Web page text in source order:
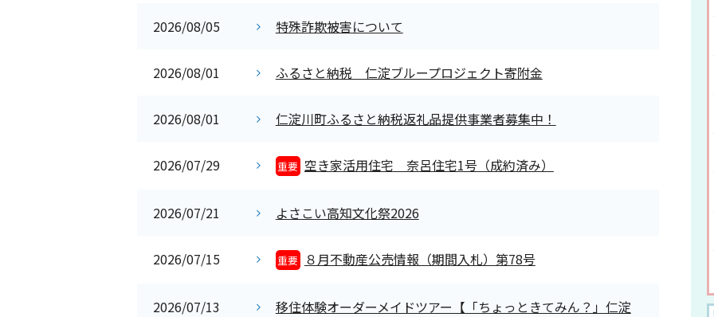
2026/08/05 特殊詐欺被害について
2026/08/01 ふるさと納税 仁淀ブループロジェクト寄附金
2026/08/01 仁淀川町ふるさと納税返礼品提供事業者募集中！
2026/07/29 重要 空き家活用住宅 奈呂住宅1号（成約済み）
2026/07/21 よさこい高知文化祭2026
2026/07/15 重要 ８月不動産公売情報（期間入札）第78号
2026/07/13
移住体験オーダーメイドツアー【「ちょっときてみん？」仁淀